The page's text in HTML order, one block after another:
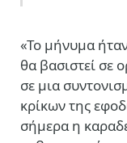
«Το μήνυμα
θα βασιστεί σε
σε μια
κρίκων της
σήμερα η